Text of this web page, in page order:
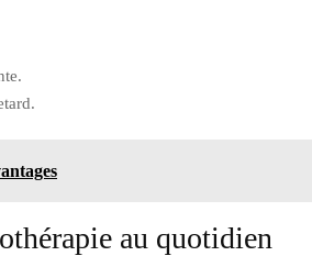
au quotidien